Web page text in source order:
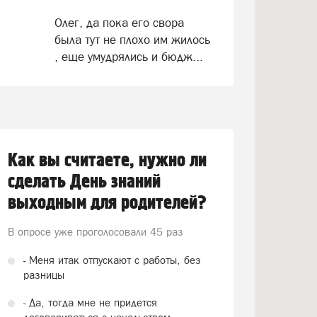
Олег, да пока его свора
была тут не плохо им жилось
, еще умудрялись и бюдж...
Как вы считаете, нужно ли
сделать День знаний
выходным для родителей?
В опросе уже проголосовали 45 раз
- Меня итак отпускают с работы, без
разницы
- Да, тогда мне не придется